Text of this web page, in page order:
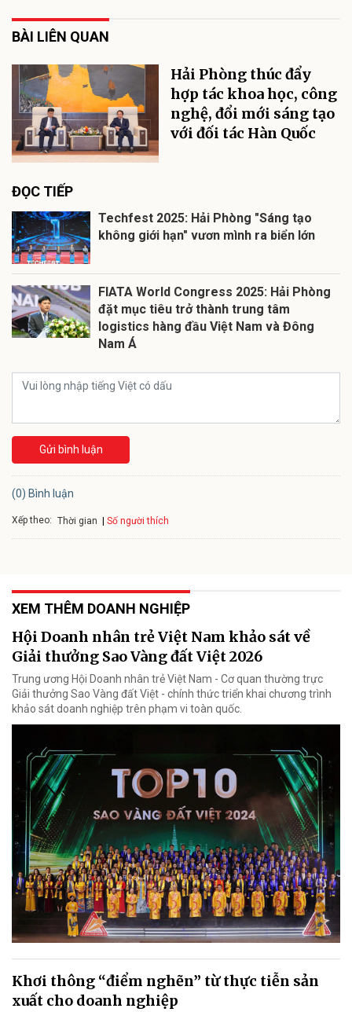
BÀI LIÊN QUAN
Hải Phòng thúc đẩy
hợp tác khoa học, công
nghệ, đổi mới sáng tạo
với đối tác Hàn Quốc
ĐỌC TIẾP
Techfest 2025: Hải Phòng "Sáng tạo
không giới hạn" vươn mình ra biển lớn
FIATA World Congress 2025: Hải Phòng
đặt mục tiêu trở thành trung tâm
logistics hàng đầu Việt Nam và Đông
Nam Á
Gửi bình luận
(0) Bình luận
Xếp theo: Thời gian Số người thích
XEM THÊM DOANH NGHIỆP
Hội Doanh nhân trẻ Việt Nam khảo sát về
Giải thưởng Sao Vàng đất Việt 2026
Trung ương Hội Doanh nhân trẻ Việt Nam - Cơ quan thường trực
Giải thưởng Sao Vàng đất Việt - chính thức triển khai chương trình
khảo sát doanh nghiệp trên phạm vi toàn quốc.
Khơi thông “điểm nghẽn” từ thực tiễn sản
xuất cho doanh nghiệp